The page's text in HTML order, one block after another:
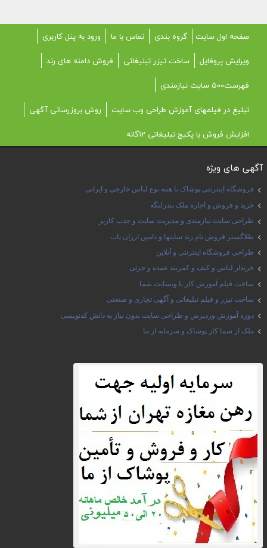
صفحه اول سایت گروه بندی تماس با ما
ورود به پنل کاربری
ویرایش پروفایل
ساخت تیزر تبلیغاتی
فروش دامنه های رند
فهرست500 سایت نیازمندی
تبلیغ در فیلمهای آموزش طراحی وب سایت
روش بروزرسانی آگهی
افزایش فروش با پکیج تبلیغاتی 12گانه
آگهی های ویژه
فروشگاه اینترنتی پوشاک با همه نوع لباس خارجی و ایرانی
خرید و فروش و اجاره ملک بندرلنگه
طراحی سایت نیازمندی و مدیریت سایت و جذب کاربر
طلاگستر فروش نام رند سایتها و دامین ارزان ناب
طراحی فروشگاه اینترنتی و آنلاین
خریدار لباس و کیف و کمربند عمده و جزئی
ساخت فیلم آموزش کار با وبسایت شما
ساخت تیزر و فیلم تبلیغاتی و آگهی تجاری و صنعتی
دوره آموزش وردپرس و طراحی سایت بدون نیاز به دانش کدنویسی
ملک از شما کار پوشاک و سرمایه از ما